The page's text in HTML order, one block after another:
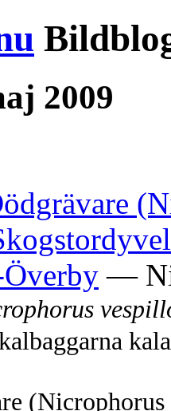
2009
—